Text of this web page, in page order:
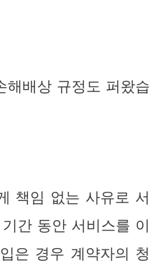
배상 규정도 퍼왔습
책임 없는 사유로 서
간 동안 서비스를 이
은 경우 계약자의 청